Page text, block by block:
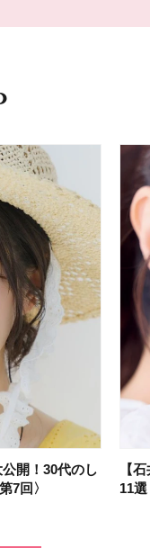
開！30代のし
7回〉
【
11